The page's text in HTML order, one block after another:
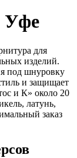
Уфе
для
изделий.
под шнуровку
и защищает
и К» около 20
латунь,
заказ